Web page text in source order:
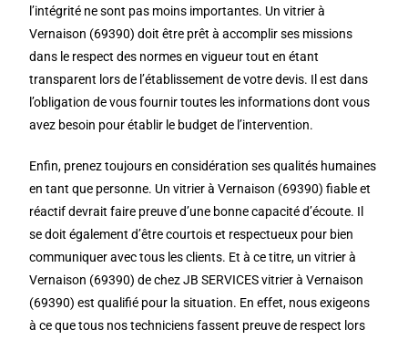
l’intégrité ne sont pas moins importantes. Un vitrier à
Vernaison (69390) doit être prêt à accomplir ses missions
dans le respect des normes en vigueur tout en étant
transparent lors de l’établissement de votre devis. Il est dans
l’obligation de vous fournir toutes les informations dont vous
avez besoin pour établir le budget de l’intervention.
Enfin, prenez toujours en considération ses qualités humaines
en tant que personne. Un vitrier à Vernaison (69390) fiable et
réactif devrait faire preuve d’une bonne capacité d’écoute. Il
se doit également d’être courtois et respectueux pour bien
communiquer avec tous les clients. Et à ce titre, un vitrier à
Vernaison (69390) de chez JB SERVICES vitrier à Vernaison
(69390) est qualifié pour la situation. En effet, nous exigeons
à ce que tous nos techniciens fassent preuve de respect lors